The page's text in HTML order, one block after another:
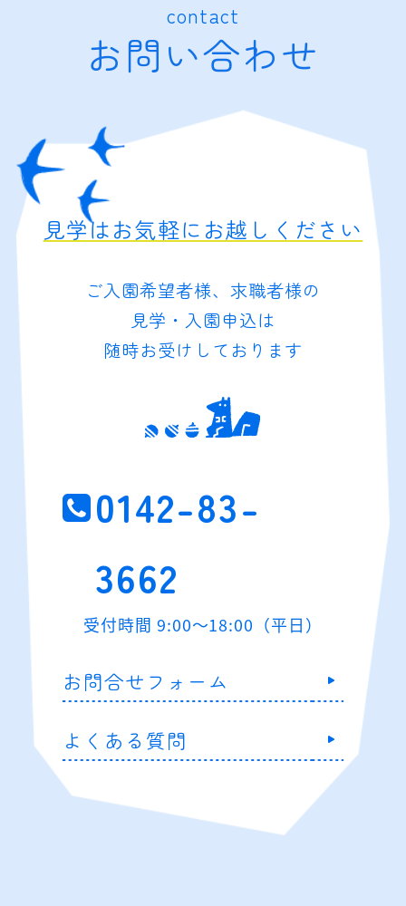
contact
お問い合わせ
見学はお気軽にお越しください
ご入園希望者様、求職者様の
見学・入園申込は
随時お受けしております
0142-83-
3662
受付時間 9:00～18:00（平日）
お問合せフォーム
よくある質問